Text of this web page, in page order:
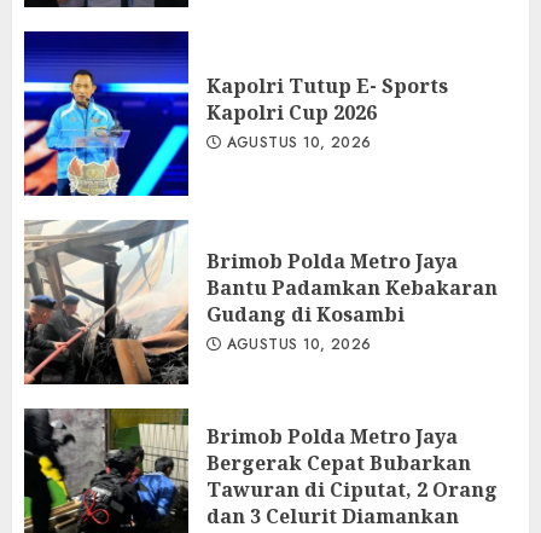
Kapolri Tutup E- Sports
Kapolri Cup 2026
AGUSTUS 10, 2026
Brimob Polda Metro Jaya
Bantu Padamkan Kebakaran
Gudang di Kosambi
AGUSTUS 10, 2026
Brimob Polda Metro Jaya
Bergerak Cepat Bubarkan
Tawuran di Ciputat, 2 Orang
dan 3 Celurit Diamankan